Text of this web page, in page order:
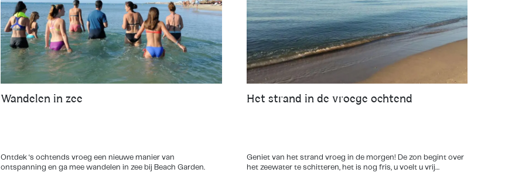
Wandelen in zee
Ontdek ‘s ochtends vroeg een nieuwe manier van
ontspanning en ga mee wandelen in zee bij Beach Garden.
Het strand in de vroege ochtend
Geniet van het strand vroeg in de morgen! De zon begint over
het zeewater te schitteren, het is nog fris, u voelt u vrij…